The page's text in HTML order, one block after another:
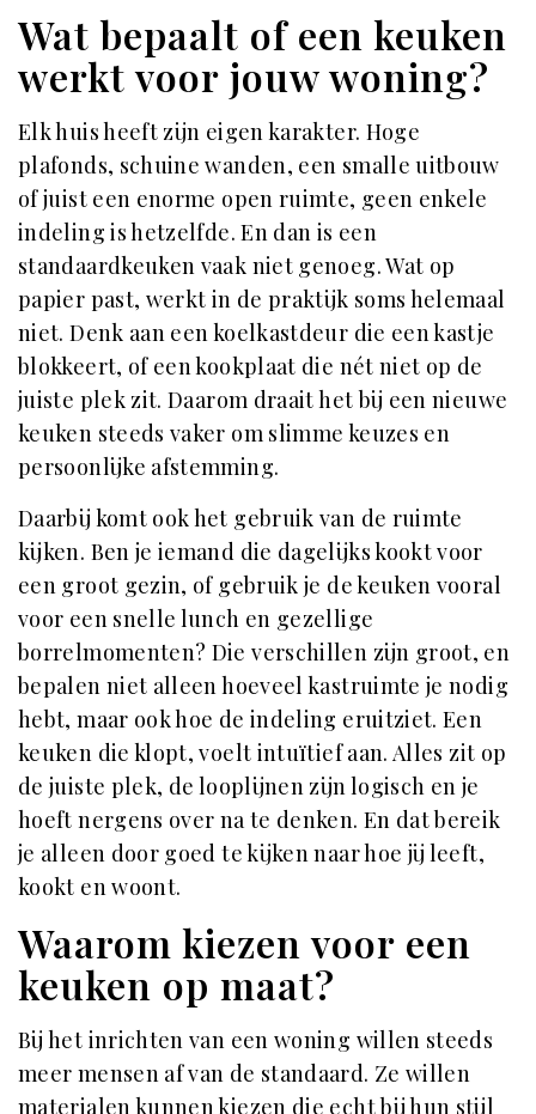
Wat bepaalt of een keuken
werkt voor jouw woning?
Elk huis heeft zijn eigen karakter. Hoge
plafonds, schuine wanden, een smalle uitbouw
of juist een enorme open ruimte, geen enkele
indeling is hetzelfde. En dan is een
standaardkeuken vaak niet genoeg. Wat op
papier past, werkt in de praktijk soms helemaal
niet. Denk aan een koelkastdeur die een kastje
blokkeert, of een kookplaat die nét niet op de
juiste plek zit. Daarom draait het bij een nieuwe
keuken steeds vaker om slimme keuzes en
persoonlijke afstemming.
Daarbij komt ook het gebruik van de ruimte
kijken. Ben je iemand die dagelijks kookt voor
een groot gezin, of gebruik je de keuken vooral
voor een snelle lunch en gezellige
borrelmomenten? Die verschillen zijn groot, en
bepalen niet alleen hoeveel kastruimte je nodig
hebt, maar ook hoe de indeling eruitziet. Een
keuken die klopt, voelt intuïtief aan. Alles zit op
de juiste plek, de looplijnen zijn logisch en je
hoeft nergens over na te denken. En dat bereik
je alleen door goed te kijken naar hoe jij leeft,
kookt en woont.
Waarom kiezen voor een
keuken op maat?
Bij het inrichten van een woning willen steeds
meer mensen af van de standaard. Ze willen
materialen kunnen kiezen die echt bij hun stijl